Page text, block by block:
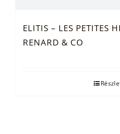
ELITIS – LES PETITES
RENARD & CO